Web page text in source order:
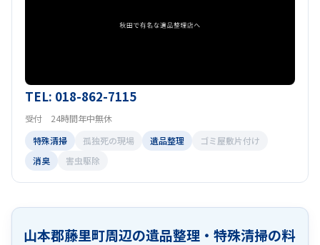
TEL: 018-862-7115
受付 24時間年中無休
特殊清掃
孤独死の現場 遺品整理
ゴミ屋敷片付け
消臭
害虫駆除
山本郡藤里町周辺の遺品整理・特殊清掃の料